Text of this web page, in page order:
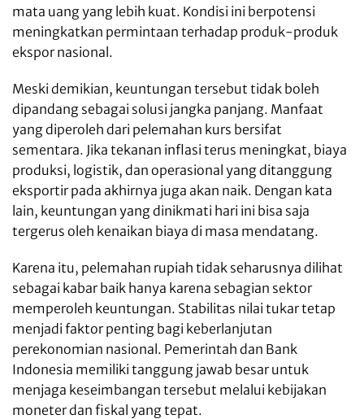
mata uang yang lebih kuat. Kondisi ini berpotensi
meningkatkan permintaan terhadap produk-produk
ekspor nasional.
Meski demikian, keuntungan tersebut tidak boleh
dipandang sebagai solusi jangka panjang. Manfaat
yang diperoleh dari pelemahan kurs bersifat
sementara. Jika tekanan inflasi terus meningkat, biaya
produksi, logistik, dan operasional yang ditanggung
eksportir pada akhirnya juga akan naik. Dengan kata
lain, keuntungan yang dinikmati hari ini bisa saja
tergerus oleh kenaikan biaya di masa mendatang.
Karena itu, pelemahan rupiah tidak seharusnya dilihat
sebagai kabar baik hanya karena sebagian sektor
memperoleh keuntungan. Stabilitas nilai tukar tetap
menjadi faktor penting bagi keberlanjutan
perekonomian nasional. Pemerintah dan Bank
Indonesia memiliki tanggung jawab besar untuk
menjaga keseimbangan tersebut melalui kebijakan
moneter dan fiskal yang tepat.